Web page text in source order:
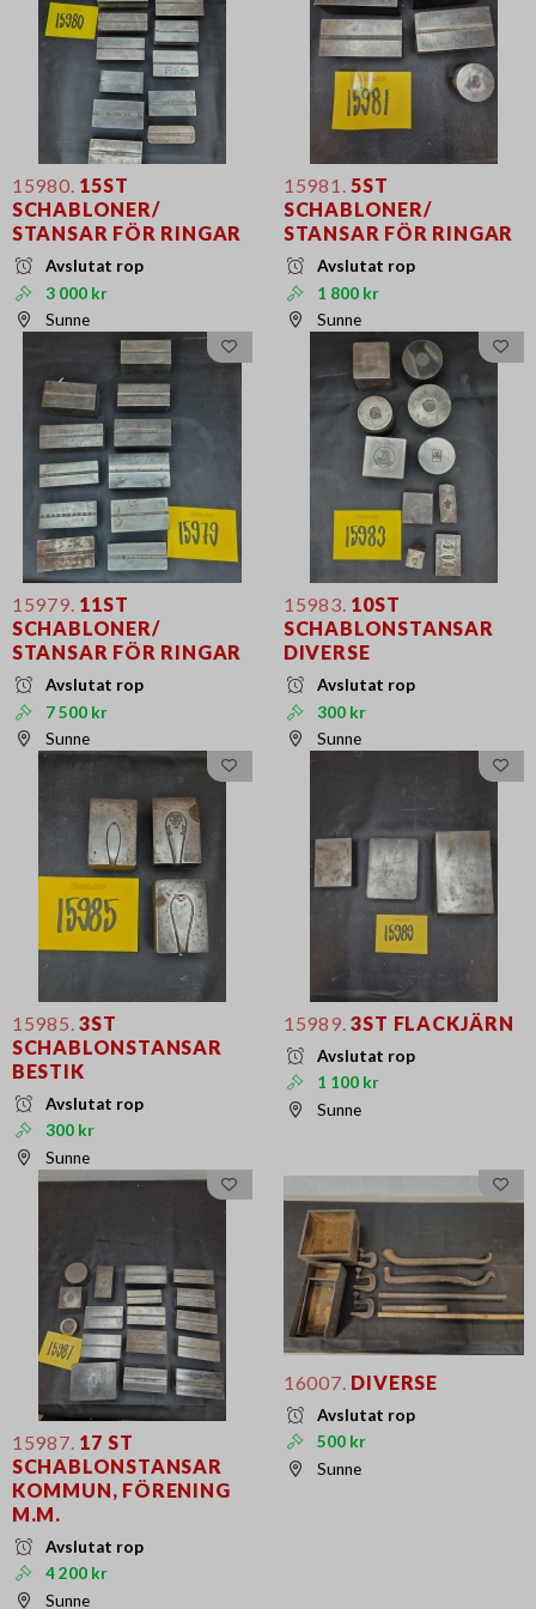
15980. 15ST
SCHABLONER/
STANSAR FÖR RINGAR
Avslutat rop
3 000 kr
Sunne
15981. 5ST
SCHABLONER/
STANSAR FÖR RINGAR
Avslutat rop
1 800 kr
Sunne
15979. 11ST
SCHABLONER/
STANSAR FÖR RINGAR
Avslutat rop
7 500 kr
Sunne
15983. 10ST
SCHABLONSTANSAR
DIVERSE
Avslutat rop
300 kr
Sunne
15985. 3ST
SCHABLONSTANSAR
BESTIK
Avslutat rop
300 kr
Sunne
15989. 3ST FLACKJÄRN
Avslutat rop
1 100 kr
Sunne
15987. 17 ST
SCHABLONSTANSAR
KOMMUN, FÖRENING
M.M.
Avslutat rop
4 200 kr
Sunne
16007. DIVERSE
Avslutat rop
500 kr
Sunne